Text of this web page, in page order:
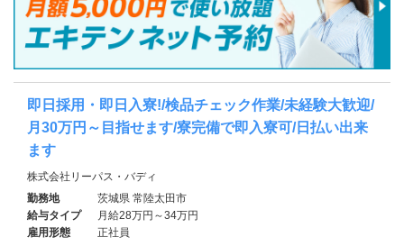
即日採用・即日入寮!/検品チェック作業/未経験大歓迎/
月30万円～目指せます/寮完備で即入寮可/日払い出来
ます
株式会社リーパス・バディ
勤務地
茨城県 常陸太田市
給与タイプ
月給28万円～34万円
雇用形態
正社員